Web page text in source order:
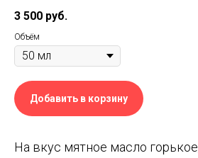
3 500 руб.
Объём
Добавить в корзину
На вкус мятное масло